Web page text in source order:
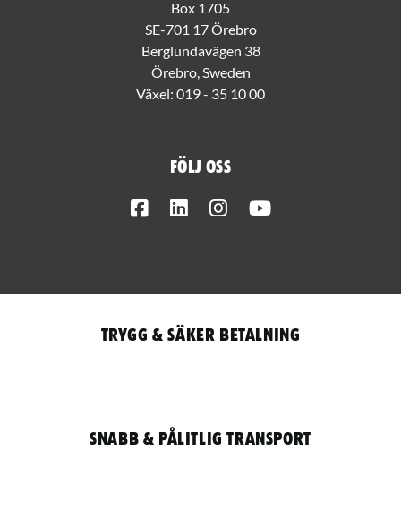
Box 1705
SE-701 17 Örebro
Berglundavägen 38
Örebro, Sweden
Växel: 019 - 35 10 00
Följ oss
FacebookLinkedInInstagram
Trygg & säker betalning
Snabb & pålitlig transport